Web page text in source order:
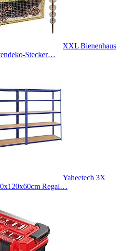
XXL Bienenhaus
Stecker…
Yaheetech 3X
Regal…